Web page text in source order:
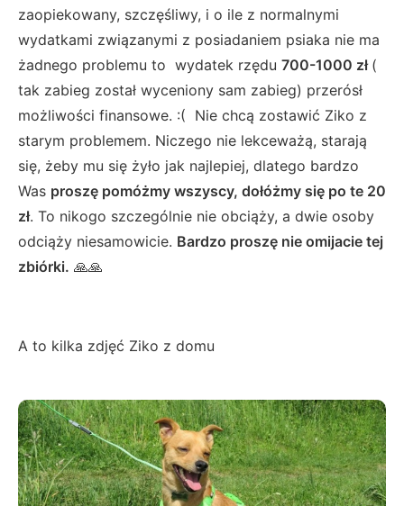
zaopiekowany, szczęśliwy, i o ile z normalnymi
wydatkami związanymi z posiadaniem psiaka nie ma
żadnego problemu to wydatek rzędu 700-1000 zł (
tak zabieg został wyceniony sam zabieg) przerósł
możliwości finansowe. :( Nie chcą zostawić Ziko z
starym problemem. Niczego nie lekceważą, starają
się, żeby mu się żyło jak najlepiej, dlatego bardzo
Was proszę pomóżmy wszyscy, dołóżmy się po te 20
zł. To nikogo szczególnie nie obciąży, a dwie osoby
odciąży niesamowicie. Bardzo proszę nie omijacie tej
zbiórki. 🙏🙏
A to kilka zdjęć Ziko z domu